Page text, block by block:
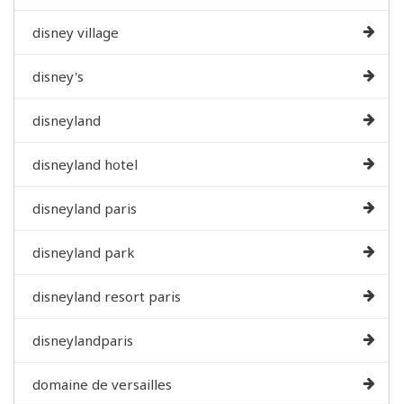
disney village
disney's
disneyland
disneyland hotel
disneyland paris
disneyland park
disneyland resort paris
disneylandparis
domaine de versailles